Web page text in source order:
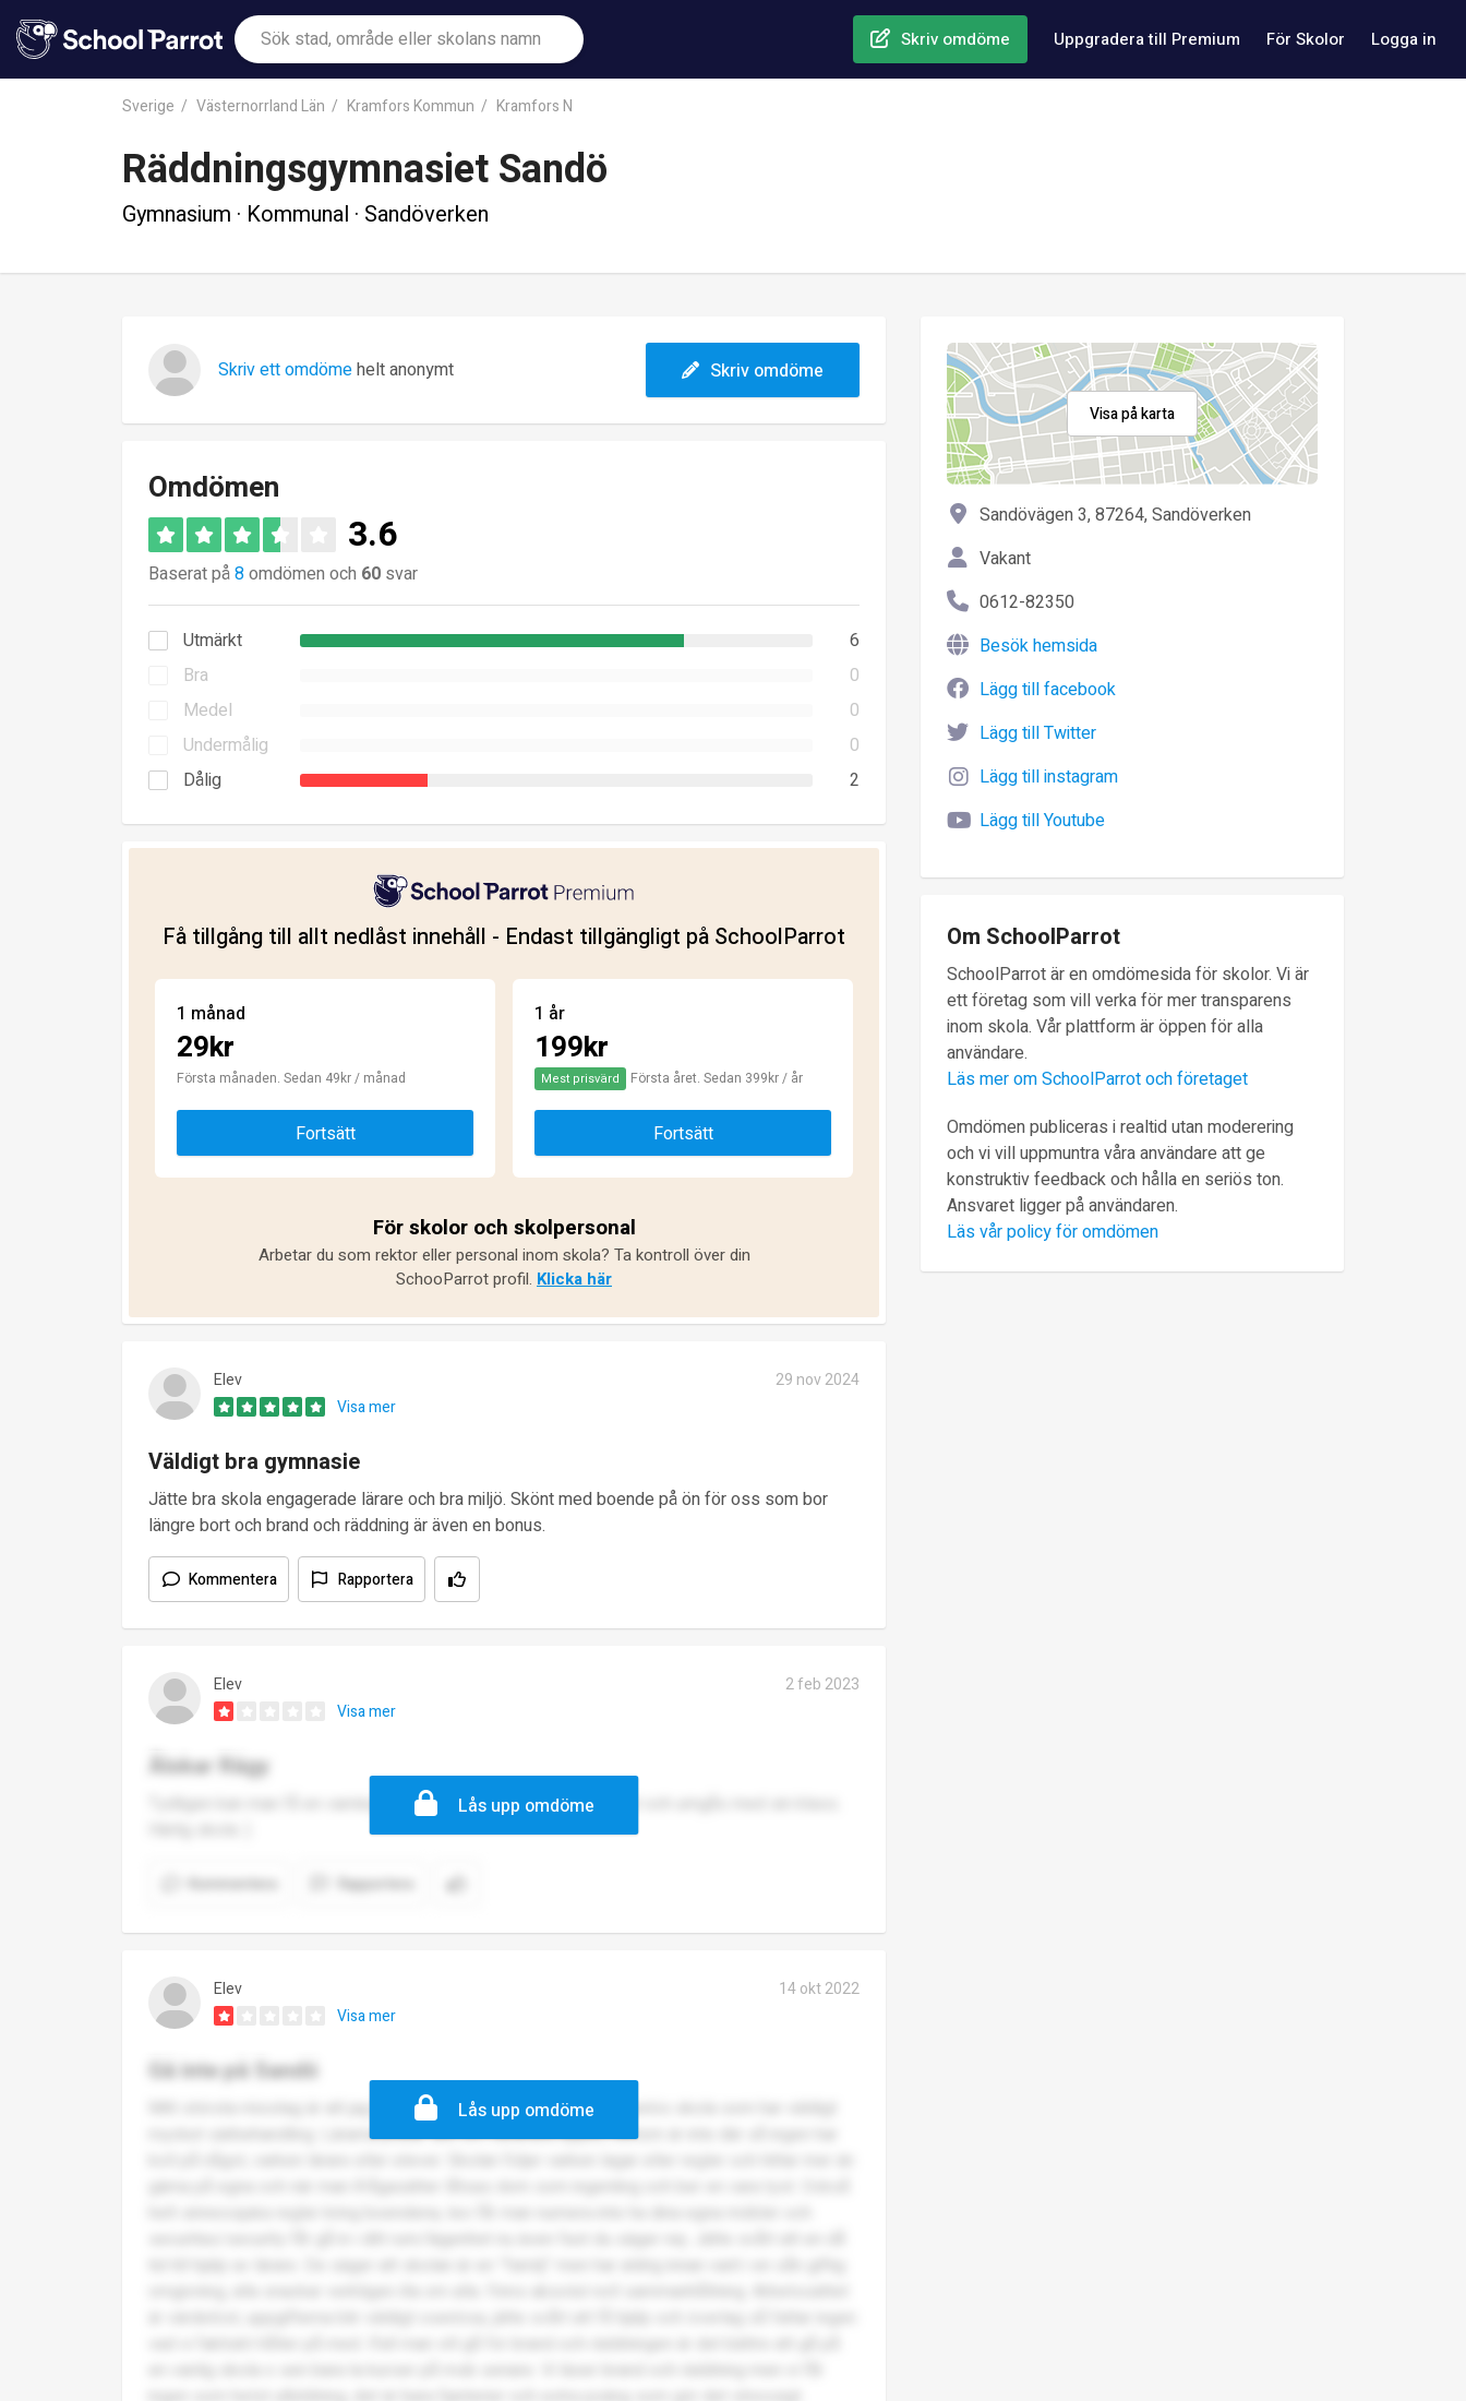
Skriv omdöme Uppgradera till Premium För Skolor Logga in
Sverige Västernorrland Län Kramfors Kommun Kramfors N
Räddningsgymnasiet Sandö
Gymnasium · Kommunal · Sandöverken
Skriv ett omdömehelt anonymt Skriv omdöme
Omdömen
3.6
Baserat på8omdömen och 60 svar
Utmärkt
6
Bra
0
Medel
0
Undermålig
0
Dålig
2
Få tillgång till allt nedlåst innehåll - Endast tillgängligt på SchoolParrot
1 månad
29kr
Första månaden. Sedan 49kr / månad
Fortsätt
1 år
199kr
Mest prisvärd Första året. Sedan 399kr / år
Fortsätt
För skolor och skolpersonal
Arbetar du som rektor eller personal inom skola? Ta kontroll över din
SchooParrot profil. Klicka här
Elev
29 nov 2024
Visa mer
Väldigt bra gymnasie
Jätte bra skola engagerade lärare och bra miljö. Skönt med boende på ön för oss som bor
längre bort och brand och räddning är även en bonus.
Kommentera Rapportera
Elev
2 feb 2023
Visa mer
Älskar Rägy
Tydligen kan man få en varning för att man uppför sig respektlöst och umgås med sin klass.
Rapportera
Lås upp omdöme
Elev
14 okt 2022
Visa mer
Gå inte på Sandö
Mitt största misstag är att jag börjat på denna skolan. Otroligt oseriös skola som har väldigt
mycket särbehandling. Lärarna pratar skit om varandra öppet, rektorn är inte där så ingen har
Lås upp omdöme
Visa på karta
Sandövägen 3, 87264, Sandöverken
Vakant
0612-82350
Besök hemsida
Lägg till facebook
Lägg till Twitter
Lägg till instagram
Lägg till Youtube
Om SchoolParrot
SchoolParrot är en omdömesida för skolor. Vi är
ett företag som vill verka för mer transparens
inom skola. Vår plattform är öppen för alla
användare.
Läs mer om SchoolParrot och företaget
Omdömen publiceras i realtid utan moderering
och vi vill uppmuntra våra användare att ge
konstruktiv feedback och hålla en seriös ton.
Ansvaret ligger på användaren.
Läs vår policy för omdömen